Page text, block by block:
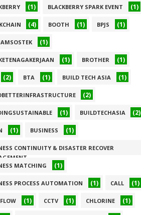
(1) BLACKBERRY SPARK EVENT (1)
(4) BOOTH (1) BPJS (1)
(1)
(1) BROTHER (1)
(2) BTA (1) BUILD TECH ASIA (1)
(2)
(1) BUILDTECHASIA (2)
(1) BUSINESS (1)
CONTINUITY & DISASTER RECOVER
MATCHING (1)
PROCESS AUTOMATION (1) CALL (1)
(1) CCTV (1) CHLORINE (1)